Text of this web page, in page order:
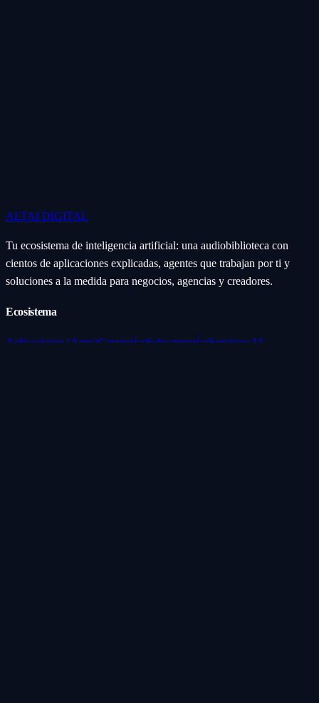
ALTAI DIGITAL
Tu ecosistema de inteligencia artificial: una audiobiblioteca con
cientos de aplicaciones explicadas, agentes que trabajan por ti y
soluciones a la medida para negocios, agencias y creadores.
Ecosistema
Aplicaciones (Apps)CategoríasSubcategoríasServicios IA